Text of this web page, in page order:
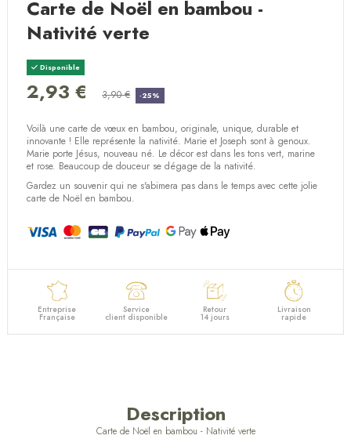
Carte de Noël en bambou -
Nativité verte
Disponible
2,93 € 3,90 € -25%
Voilà une carte de vœux en bambou, originale, unique, durable et
innovante ! Elle représente la nativité. Marie et Joseph sont à genoux.
Marie porte Jésus, nouveau né. Le décor est dans les tons vert, marine
et rose. Beaucoup de douceur se dégage de la nativité.
Gardez un souvenir qui ne s'abimera pas dans le temps avec cette jolie
carte de Noël en bambou.
Entreprise
Française
Service
client disponible
Retour
14 jours
Livraison
rapide
Description
Carte de Noël en bambou - Nativité verte